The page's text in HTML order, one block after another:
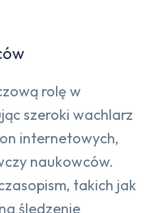
rolę w
szeroki wachlarz
internetowych,
naukowców.
takich jak
śledzenie